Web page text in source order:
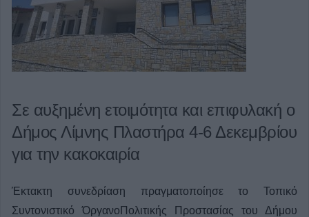
Σε αυξημένη ετοιμότητα και επιφυλακή ο
Δήμος Λίμνης Πλαστήρα 4-6 Δεκεμβρίου
για την κακοκαιρία
Έκτακτη συνεδρίαση πραγματοποίησε το Τοπικό
Συντονιστικό ΌργανοΠολιτικής Προστασίας του Δήμου